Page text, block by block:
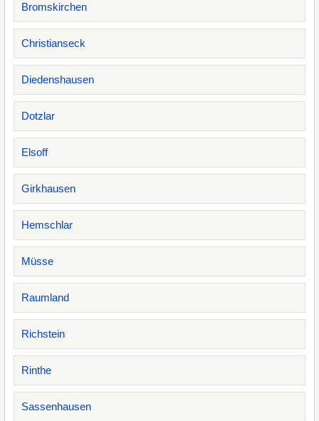
Bromskirchen
Christianseck
Diedenshausen
Dotzlar
Elsoff
Girkhausen
Hemschlar
Müsse
Raumland
Richstein
Rinthe
Sassenhausen